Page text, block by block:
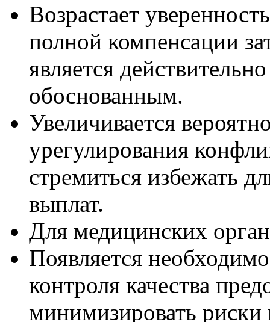
Возрастает
полной компенсации
является
обоснованным.
Увеличивается
урегулирования
стремиться избежать
выплат.
Для медицинских
Появляется
контроля качества
минимизировать